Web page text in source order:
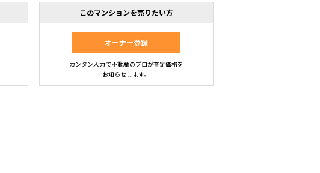
このマンションを売りたい方
オーナー登録
カンタン入力で不動産のプロが査定価格を
お知らせします。